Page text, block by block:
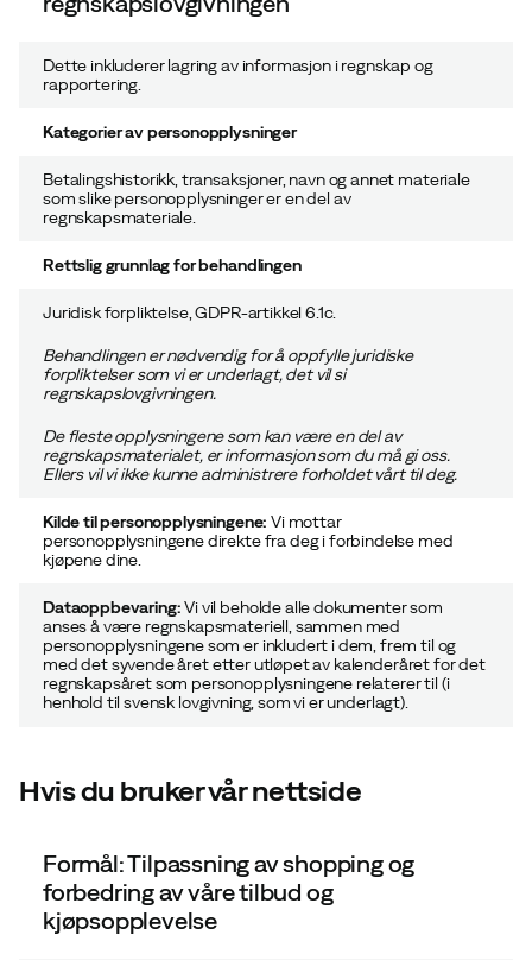
Dette inkluderer lagring av informasjon i regnskap og
rapportering.
Kategorier av personopplysninger
Betalingshistorikk, transaksjoner, navn og annet materiale
som slike personopplysninger er en del av
regnskapsmateriale.
Rettslig grunnlag for behandlingen
Juridisk forpliktelse, GDPR-artikkel 6.1c.
Behandlingen er nødvendig for å oppfylle juridiske
forpliktelser som vi er underlagt, det vil si
regnskapslovgivningen.
De fleste opplysningene som kan være en del av
regnskapsmaterialet, er informasjon som du må gi oss.
Ellers vil vi ikke kunne administrere forholdet vårt til deg.
Kilde til personopplysningene:Vi mottar
personopplysningene direkte fra deg i forbindelse med
kjøpene dine.
Dataoppbevaring:Vi vil beholde alle dokumenter som
anses å være regnskapsmateriell, sammen med
personopplysningene som er inkludert i dem, frem til og
med detsyvendeåret etter utløpet av kalenderåret for det
regnskapsåret som personopplysningene relaterer til (i
henhold tilsvensk lovgivning, som vi er underlagt).
Hvis du bruker vår nettside
Formål: Tilpassning av shopping og
forbedring av våre tilbud og
kjøpsopplevelse